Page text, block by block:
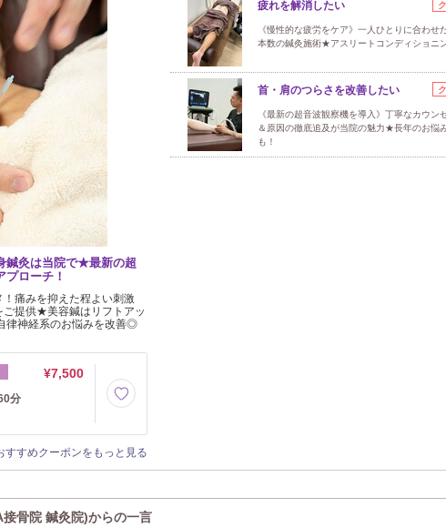
鍼灸は当院で★最新の超
ローチ！
痛みを抑えた程よい刺激
ご提供★美容鍼はリフトアッ
律神経系のお悩みを改善◎
¥7,500
分
すすめクーポンをもっと見る
疲れを解消したい
《慢性的な疲労をケア》一人ひとりに合わせ
本数の鍼灸施術★アスリートコンディショニ
首・肩のつらさを改善したい
《最新の超音波観察機を導入》丁寧なカウン
＆原因の徹底追及が当院の魅力★長年のお悩
も！
骨院 鍼灸院)からの一言